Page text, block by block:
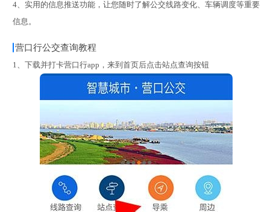
4、实用的信息推送功能，让您随时了解公交线路变化、车辆调度等重要
信息。
营口行公交查询教程
1、下载并打卡营口行app，来到首页后点击站点查询按钮